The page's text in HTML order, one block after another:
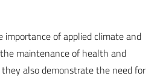
importance of applied climate and
maintenance of health and
they also demonstrate the need for